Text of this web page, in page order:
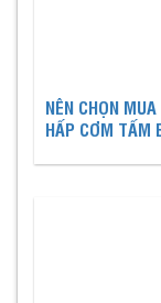
NÊN CHỌN
HẤP CƠM TẤM